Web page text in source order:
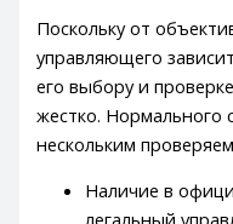
Поскольку от
управляющего
его выбору и
жестко. Нормального
нескольким
Наличие в